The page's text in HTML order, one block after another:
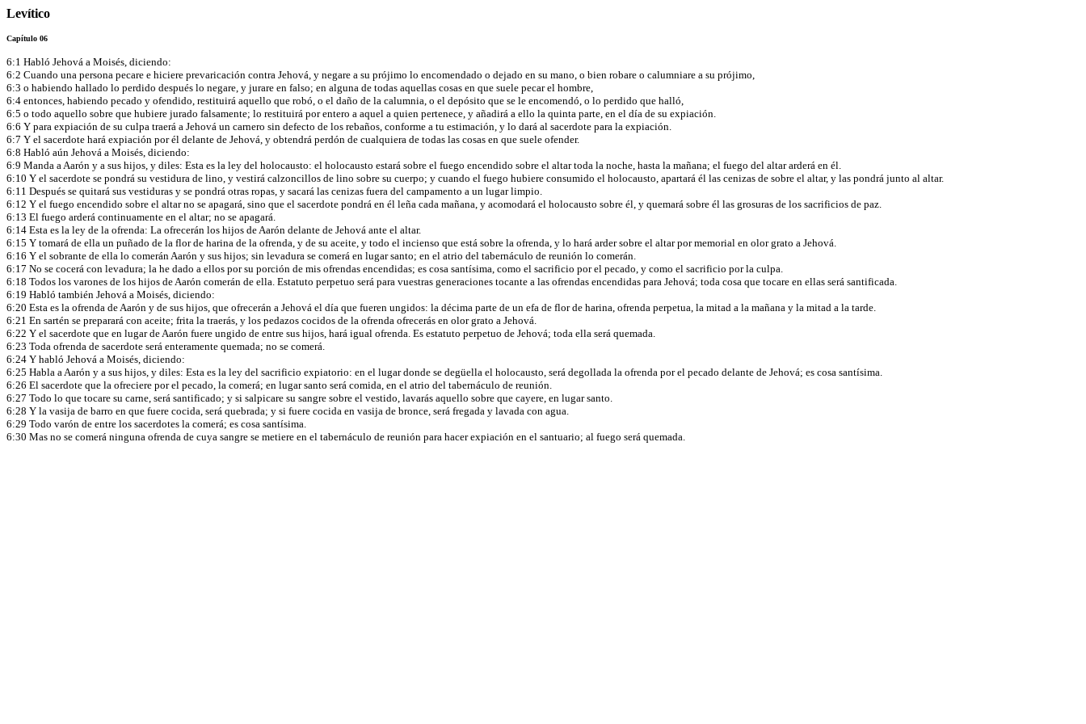
Levítico
Capítulo 06
6:1 Habló Jehová a Moisés, diciendo:
6:2 Cuando una persona pecare e hiciere prevaricación contra Jehová, y negare a su prójimo lo encomendado o dejado en su mano, o bien robare o calumniare a su prójimo,
6:3 o habiendo hallado lo perdido después lo negare, y jurare en falso; en alguna de todas aquellas cosas en que suele pecar el hombre,
6:4 entonces, habiendo pecado y ofendido, restituirá aquello que robó, o el daño de la calumnia, o el depósito que se le encomendó, o lo perdido que halló,
6:5 o todo aquello sobre que hubiere jurado falsamente; lo restituirá por entero a aquel a quien pertenece, y añadirá a ello la quinta parte, en el día de su expiación.
6:6 Y para expiación de su culpa traerá a Jehová un carnero sin defecto de los rebaños, conforme a tu estimación, y lo dará al sacerdote para la expiación.
6:7 Y el sacerdote hará expiación por él delante de Jehová, y obtendrá perdón de cualquiera de todas las cosas en que suele ofender.
6:8 Habló aún Jehová a Moisés, diciendo:
6:9 Manda a Aarón y a sus hijos, y diles: Esta es la ley del holocausto: el holocausto estará sobre el fuego encendido sobre el altar toda la noche, hasta la mañana; el fuego del altar arderá en él.
6:10 Y el sacerdote se pondrá su vestidura de lino, y vestirá calzoncillos de lino sobre su cuerpo; y cuando el fuego hubiere consumido el holocausto, apartará él las cenizas de sobre el altar, y las pondrá junto al altar.
6:11 Después se quitará sus vestiduras y se pondrá otras ropas, y sacará las cenizas fuera del campamento a un lugar limpio.
6:12 Y el fuego encendido sobre el altar no se apagará, sino que el sacerdote pondrá en él leña cada mañana, y acomodará el holocausto sobre él, y quemará sobre él las grosuras de los sacrificios de paz.
6:13 El fuego arderá continuamente en el altar; no se apagará.
6:14 Esta es la ley de la ofrenda: La ofrecerán los hijos de Aarón delante de Jehová ante el altar.
6:15 Y tomará de ella un puñado de la flor de harina de la ofrenda, y de su aceite, y todo el incienso que está sobre la ofrenda, y lo hará arder sobre el altar por memorial en olor grato a Jehová.
6:16 Y el sobrante de ella lo comerán Aarón y sus hijos; sin levadura se comerá en lugar santo; en el atrio del tabernáculo de reunión lo comerán.
6:17 No se cocerá con levadura; la he dado a ellos por su porción de mis ofrendas encendidas; es cosa santísima, como el sacrificio por el pecado, y como el sacrificio por la culpa.
6:18 Todos los varones de los hijos de Aarón comerán de ella. Estatuto perpetuo será para vuestras generaciones tocante a las ofrendas encendidas para Jehová; toda cosa que tocare en ellas será santificada.
6:19 Habló también Jehová a Moisés, diciendo:
6:20 Esta es la ofrenda de Aarón y de sus hijos, que ofrecerán a Jehová el día que fueren ungidos: la décima parte de un efa de flor de harina, ofrenda perpetua, la mitad a la mañana y la mitad a la tarde.
6:21 En sartén se preparará con aceite; frita la traerás, y los pedazos cocidos de la ofrenda ofrecerás en olor grato a Jehová.
6:22 Y el sacerdote que en lugar de Aarón fuere ungido de entre sus hijos, hará igual ofrenda. Es estatuto perpetuo de Jehová; toda ella será quemada.
6:23 Toda ofrenda de sacerdote será enteramente quemada; no se comerá.
6:24 Y habló Jehová a Moisés, diciendo:
6:25 Habla a Aarón y a sus hijos, y diles: Esta es la ley del sacrificio expiatorio: en el lugar donde se degüella el holocausto, será degollada la ofrenda por el pecado delante de Jehová; es cosa santísima.
6:26 El sacerdote que la ofreciere por el pecado, la comerá; en lugar santo será comida, en el atrio del tabernáculo de reunión.
6:27 Todo lo que tocare su carne, será santificado; y si salpicare su sangre sobre el vestido, lavarás aquello sobre que cayere, en lugar santo.
6:28 Y la vasija de barro en que fuere cocida, será quebrada; y si fuere cocida en vasija de bronce, será fregada y lavada con agua.
6:29 Todo varón de entre los sacerdotes la comerá; es cosa santísima.
6:30 Mas no se comerá ninguna ofrenda de cuya sangre se metiere en el tabernáculo de reunión para hacer expiación en el santuario; al fuego será quemada.